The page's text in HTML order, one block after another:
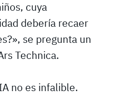
cuya
debería recaer
se pregunta un
Technica.
no es infalible.